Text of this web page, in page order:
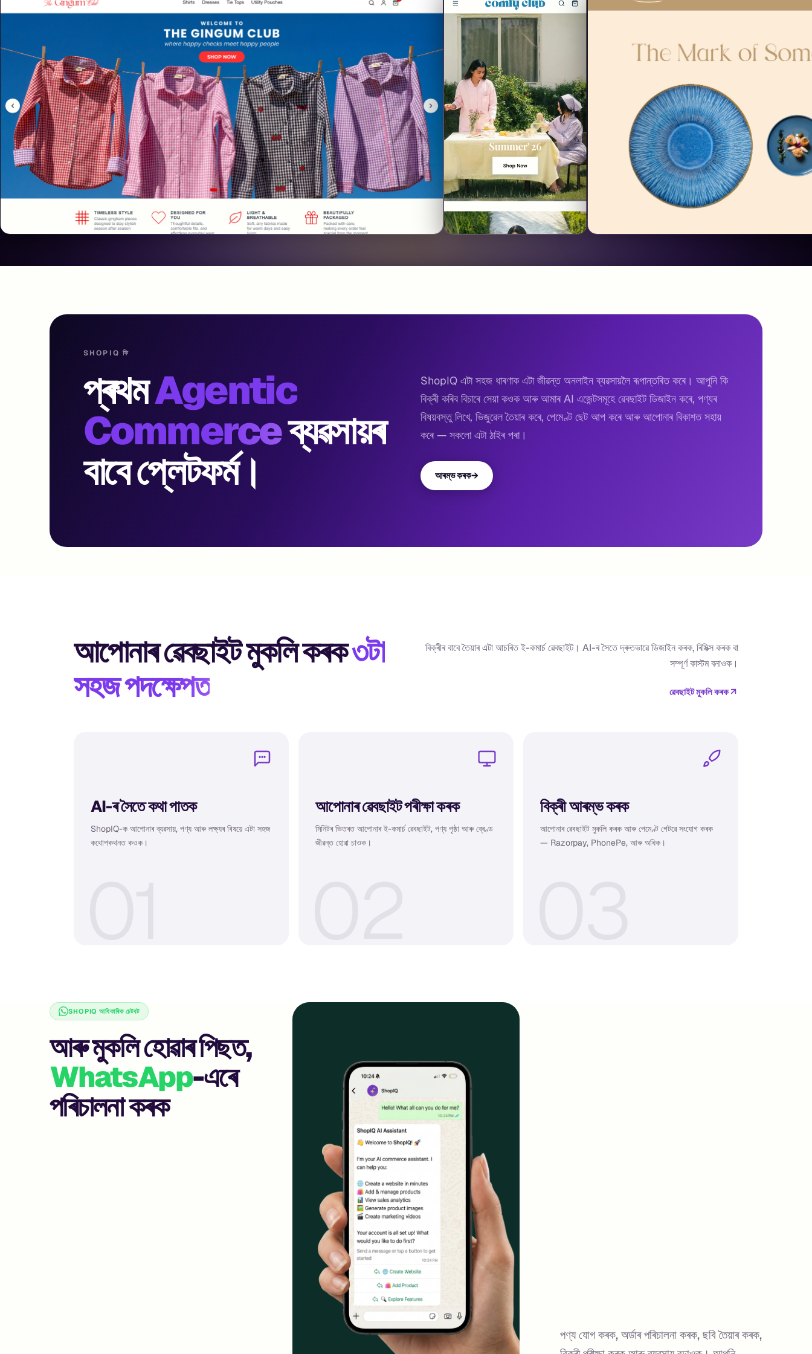
SHOPIQ কি
প্ৰথমAgentic
Commerceব্যৱসায়ৰ
বাবে প্লেটফৰ্ম।
ShopIQ এটা সহজ ধাৰণাক এটা জীৱন্ত অনলাইন ব্যৱসায়লৈ ৰূপান্তৰিত কৰে। আপুনি কি
বিক্ৰী কৰিব বিচাৰে সেয়া কওক আৰু আমাৰ AI এজেন্টসমূহে ৱেবছাইট ডিজাইন কৰে, পণ্যৰ
বিষয়বস্তু লিখে, ভিজুৱেল তৈয়াৰ কৰে, পেমেণ্ট ছেট আপ কৰে আৰু আপোনাৰ বিকাশত সহায়
কৰে — সকলো এটা ঠাইৰ পৰা।
আৰম্ভ কৰক→
আপোনাৰ ৱেবছাইট মুকলি কৰক৩টা
সহজ পদক্ষেপত
বিক্ৰীৰ বাবে তৈয়াৰ এটা আচৰিত ই-কমাৰ্চ ৱেবছাইট। AI-ৰ সৈতে দ্ৰুতভাৱে ডিজাইন কৰক, ৰিমিক্স কৰক বা
সম্পূৰ্ণ কাস্টম বনাওক।
ৱেবছাইট মুকলি কৰক
AI-ৰ সৈতে কথা পাতক
ShopIQ-ক আপোনাৰ ব্যৱসায়, পণ্য আৰু লক্ষ্যৰ বিষয়ে এটা সহজ
কথোপকথনত কওক।
আপোনাৰ ৱেবছাইট পৰীক্ষা কৰক
মিনিটৰ ভিতৰত আপোনাৰ ই-কমাৰ্চ ৱেবছাইট, পণ্য পৃষ্ঠা আৰু ব্ৰেণ্ড
জীৱন্ত হোৱা চাওক।
বিক্ৰী আৰম্ভ কৰক
আপোনাৰ ৱেবছাইট মুকলি কৰক আৰু পেমেণ্ট গেটৱে সংযোগ কৰক
— Razorpay, PhonePe, আৰু অধিক।
SHOPIQ আধিকাৰিক চেটবট
আৰু মুকলি হোৱাৰ পিছত,
WhatsApp-এৰে
পৰিচালনা কৰক
পণ্য যোগ কৰক, অৰ্ডাৰ পৰিচালনা কৰক, ছবি তৈয়াৰ কৰক,